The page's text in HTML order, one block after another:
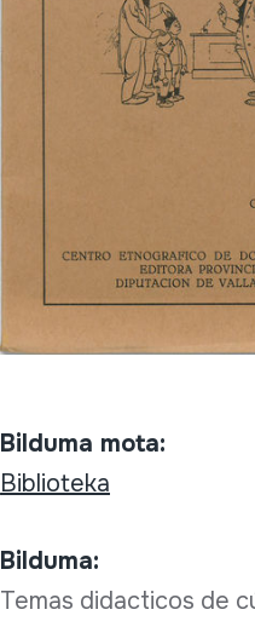
Bilduma mota:
Biblioteka
Bilduma:
Temas didacticos de